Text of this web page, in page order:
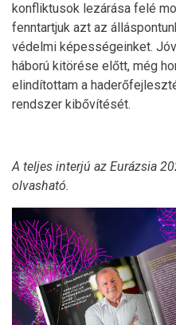
konfliktusok lezárása felé
fenntartjuk azt az
védelmi képességeinket.
háború kitörése előtt, még
elindítottam a
rendszer kibővítését.
A teljes interjú az Eurázsia
olvasható.